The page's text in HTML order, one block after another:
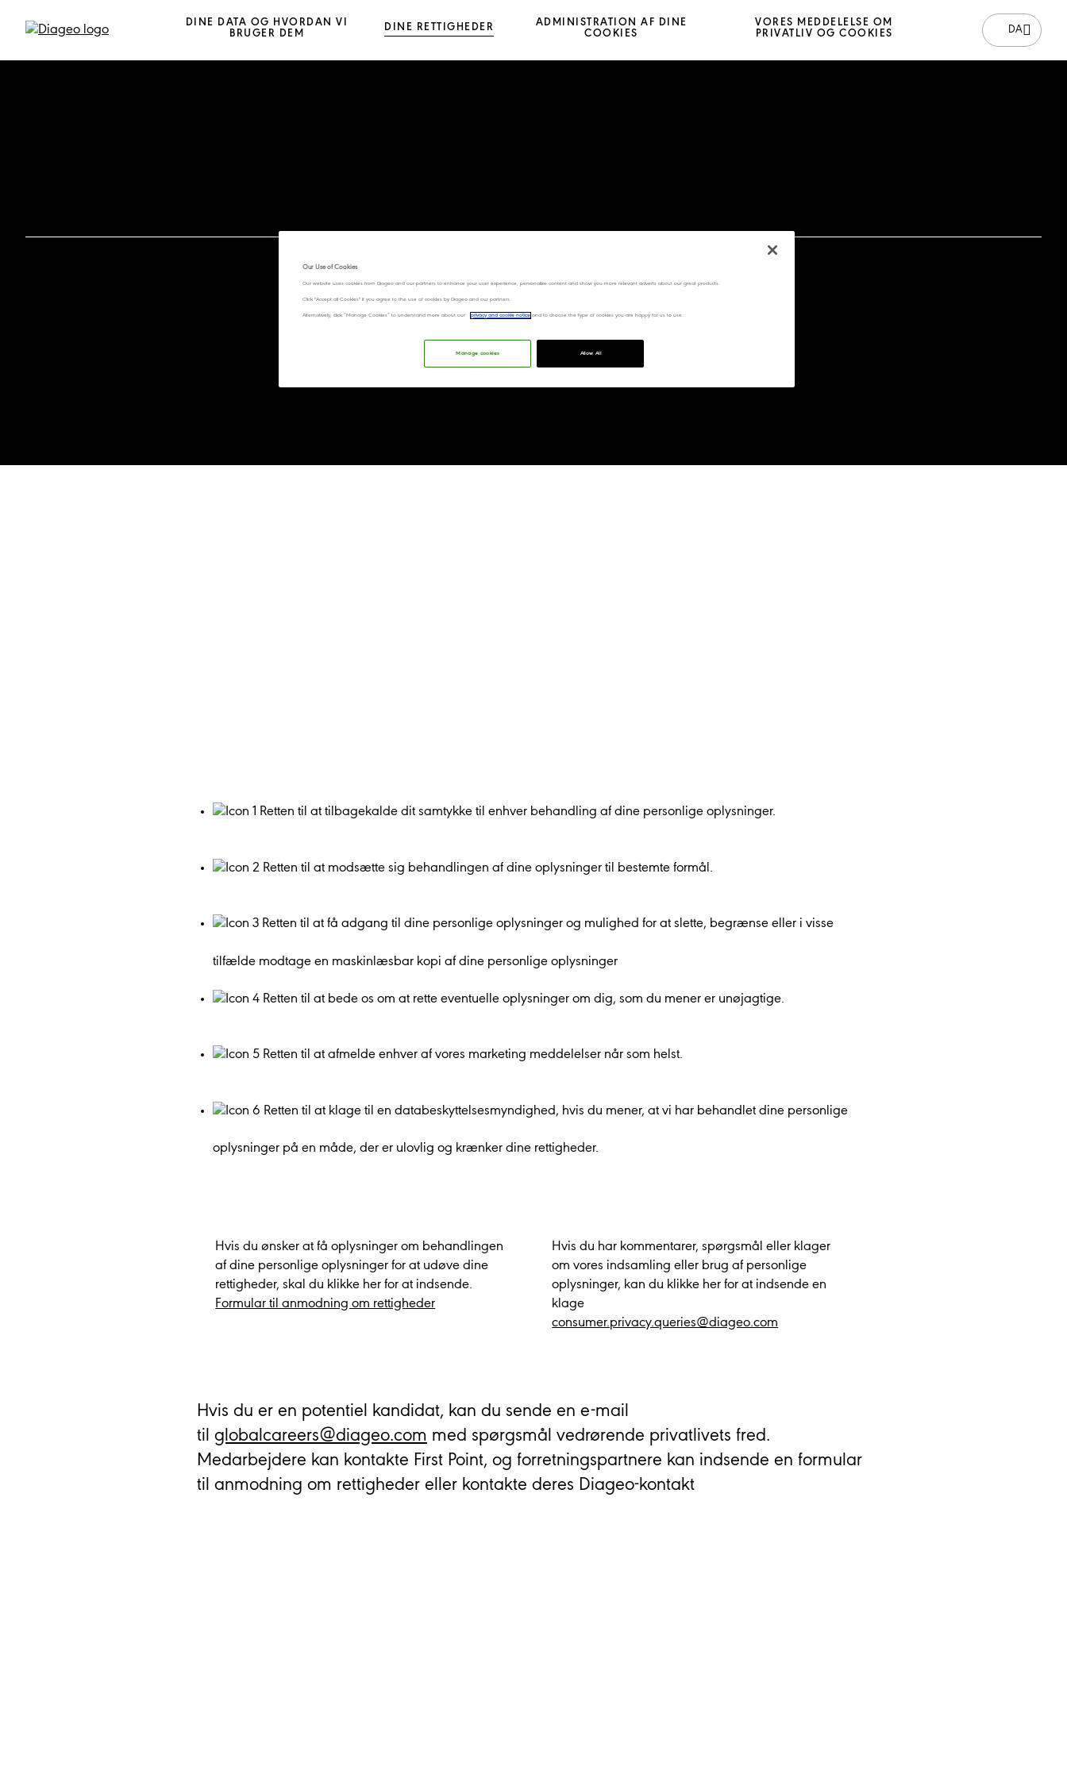
DINE DATA OG HVORDAN VI
BRUGER DEM
DINE RETTIGHEDER
ADMINISTRATION AF DINE
COOKIES
VORES MEDDELELSE OM
PRIVATLIV OG COOKIES
DA
Retten til at tilbagekalde dit samtykke til enhver behandling af dine personlige oplysninger.
Retten til at modsætte sig behandlingen af dine oplysninger til bestemte formål.
Retten til at få adgang til dine personlige oplysninger og mulighed for at slette, begrænse eller i visse
tilfælde modtage en maskinlæsbar kopi af dine personlige oplysninger
Retten til at bede os om at rette eventuelle oplysninger om dig, som du mener er unøjagtige.
Retten til at afmelde enhver af vores marketing meddelelser når som helst.
Retten til at klage til en databeskyttelsesmyndighed, hvis du mener, at vi har behandlet dine personlige
oplysninger på en måde, der er ulovlig og krænker dine rettigheder.
Hvis du ønsker at få oplysninger om behandlingen
af dine personlige oplysninger for at udøve dine
rettigheder, skal du klikke her for at indsende.
Formular til anmodning om rettigheder
Hvis du har kommentarer, spørgsmål eller klager
om vores indsamling eller brug af personlige
oplysninger, kan du klikke her for at indsende en
klage
consumer.privacy.queries@diageo.com
Hvis du er en potentiel kandidat, kan du sende en e-mail
til globalcareers@diageo.com med spørgsmål vedrørende privatlivets fred.
Medarbejdere kan kontakte First Point, og forretningspartnere kan indsende en formular
til anmodning om rettigheder eller kontakte deres Diageo-kontakt
Our Use of Cookies
Our website uses cookies from Diageo and our partners to enhance your user experience, personalize content and show you more relevant adverts about our great products.
Click "Accept all Cookies" if you agree to the use of cookies by Diageo and our partners.
Alternatively, click “Manage Cookies” to understand more about our privacy and cookie notice and to choose the type of cookies you are happy for us to use.
Allow All
Manage cookies